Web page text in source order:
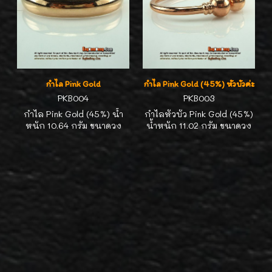
กำไล Pink Gold
PKB004
กำไล Pink Gold (45%) น้ำ
หนัก 10.64 กรัม ขนาดวง
ประมาณ 1 ซม. ค่ะ
กำไล Pink Gold (45%) หัวบัวค่ะ
PKB003
กำไลหัวบัว Pink Gold (45%)
น้ำหนัก 11.02 กรัม ขนาดวง